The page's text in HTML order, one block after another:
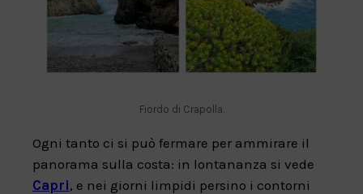
Fiordo di Crapolla.
Ogni tanto ci si può fermare per ammirare il
panorama sulla costa: in lontananza si vede
Capri, e nei giorni limpidi persino i contorni